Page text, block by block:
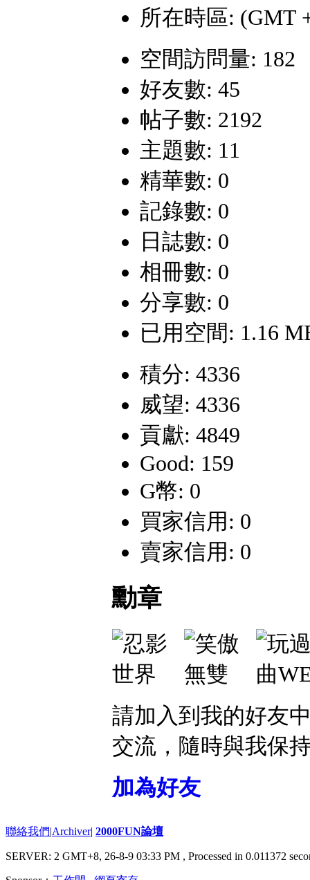
所在時區: (GMT
空間訪問量: 182
好友數: 45
帖子數: 2192
主題數: 11
精華數: 0
記錄數: 0
日誌數: 0
相冊數: 0
分享數: 0
已用空間: 1.16
積分: 4336
威望: 4336
貢獻: 4849
Good: 159
G幣: 0
買家信用: 0
賣家信用: 0
勳章
請加入到我的好友
交流，隨時與我保
加為好友
聯絡我們|Archiver| 2000FUN論壇
SERVER: 2 GMT+8, 26-8-9 03:33 PM , Processed in 0.011372